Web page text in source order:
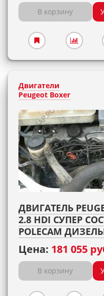
В корзину
Двигатели
Peugeot Boxer
ДВИГАТЕЛЬ
2.8 HDI СУПЕР
POLECAM
Цена: 181 055
В корзину